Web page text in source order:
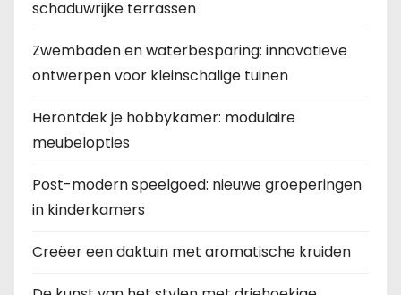
schaduwrijke terrassen
Zwembaden en waterbesparing: innovatieve
ontwerpen voor kleinschalige tuinen
Herontdek je hobbykamer: modulaire
meubelopties
Post-modern speelgoed: nieuwe groeperingen
in kinderkamers
Creëer een daktuin met aromatische kruiden